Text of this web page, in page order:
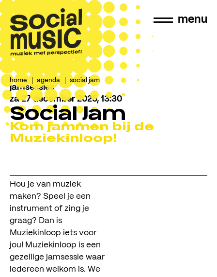
menu
home agenda social jam
jamsessies
za 27 december 2025, 13:30
Social Jam
Kom jammen bij de
Muziekinloop!
Hou je van muziek
maken? Speel je een
instrument of zing je
graag? Dan is
Muziekinloop iets voor
jou! Muziekinloop is een
gezellige jamsessie waar
iedereen welkom is. We